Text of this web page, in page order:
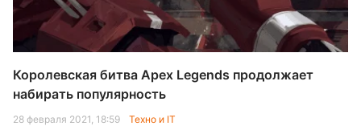
Королевская битва Apex Legends продолжает
набирать популярность
28 февраля 2021, 18:59 Техно и IT